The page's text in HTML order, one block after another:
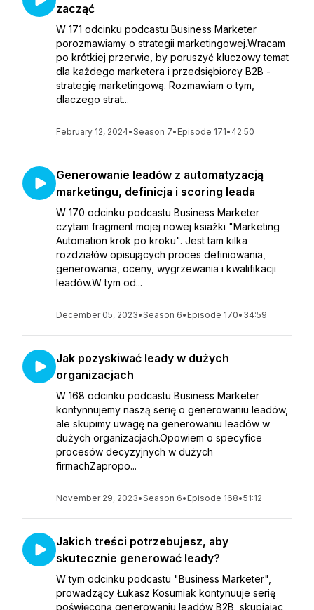
zacząć
W 171 odcinku podcastu Business Marketer
porozmawiamy o strategii marketingowej.Wracam
po krótkiej przerwie, by poruszyć kluczowy temat
dla każdego marketera i przedsiębiorcy B2B -
strategię marketingową. Rozmawiam o tym,
dlaczego strat...
February 12, 2024•Season 7• Episode 171• 42:50
Generowanie leadów z automatyzacją
marketingu, definicja i scoring leada
W 170 odcinku podcastu Business Marketer
czytam fragment mojej nowej ksiażki "Marketing
Automation krok po kroku". Jest tam kilka
rozdziałów opisujących proces definiowania,
generowania, oceny, wygrzewania i kwalifikacji
leadów.W tym od...
December 05, 2023•Season 6• Episode 170• 34:59
Jak pozyskiwać leady w dużych
organizacjach
W 168 odcinku podcastu Business Marketer
kontynnujemy naszą serię o generowaniu leadów,
ale skupimy uwagę na generowaniu leadów w
dużych organizacjach.Opowiem o specyfice
procesów decyzyjnych w dużych
firmachZapropo...
November 29, 2023•Season 6• Episode 168•51:12
Jakich treści potrzebujesz, aby
skutecznie generować leady?
W tym odcinku podcastu "Business Marketer",
prowadzący Łukasz Kosumiak kontynuuje serię
poświęconą generowaniu leadów B2B, skupiając